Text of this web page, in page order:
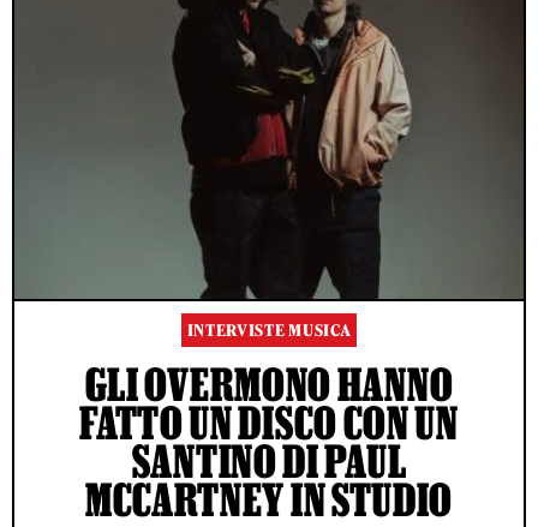
INTERVISTE MUSICA
GLI OVERMONO HANNO
FATTO UN DISCO CON UN
SANTINO DI PAUL
MCCARTNEY IN STUDIO